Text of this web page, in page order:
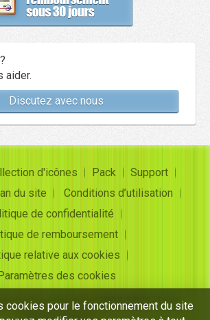
aider.
Discutez avec nous
d'icônes Pack
Support
du site
Conditions d’utilisation
de confidentialité
de remboursement
relative aux cookies
des cookies
Development 2004-2026. Tous
cookies pour le fonctionnement du site